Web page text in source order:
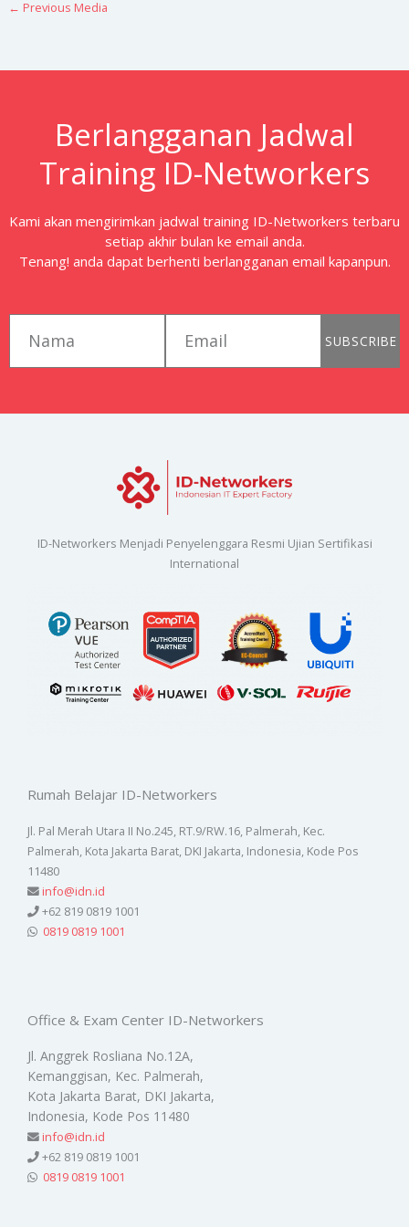
← Previous Media
Berlangganan Jadwal
Training ID-Networkers
Kami akan mengirimkan jadwal training ID-Networkers terbaru
setiap akhir bulan ke email anda.
Tenang! anda dapat berhenti berlangganan email kapanpun.
SUBSCRIBE
ID-Networkers Menjadi Penyelenggara Resmi Ujian Sertifikasi
International
Rumah Belajar ID-Networkers
Jl. Pal Merah Utara II No.245, RT.9/RW.16, Palmerah, Kec.
Palmerah, Kota Jakarta Barat, DKI Jakarta, Indonesia, Kode Pos
11480
info@idn.id
+62 819 0819 1001
0819 0819 1001
Office & Exam Center ID-Networkers
Jl. Anggrek Rosliana No.12A,
Kemanggisan, Kec. Palmerah,
Kota Jakarta Barat, DKI Jakarta,
Indonesia, Kode Pos 11480
info@idn.id
+62 819 0819 1001
0819 0819 1001